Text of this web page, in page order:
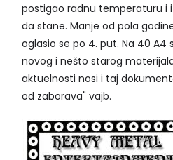
postigao radnu temperaturu i
da stane. Manje od pola
oglasio se po 4. put. Na 40 A4
novog i nešto starog
aktuelnosti nosi i taj
od zaborava" vajb.